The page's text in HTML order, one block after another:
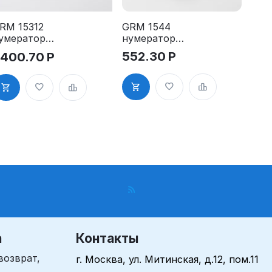
15312
шрифта 3
400.70 Р
GRM 1544
нумератор
ленточный, 4
разряда,высо
та шрифта 4
мм
552.30 Р
Контакты
г. Москва, ул. Митинская, д.12, пом.11